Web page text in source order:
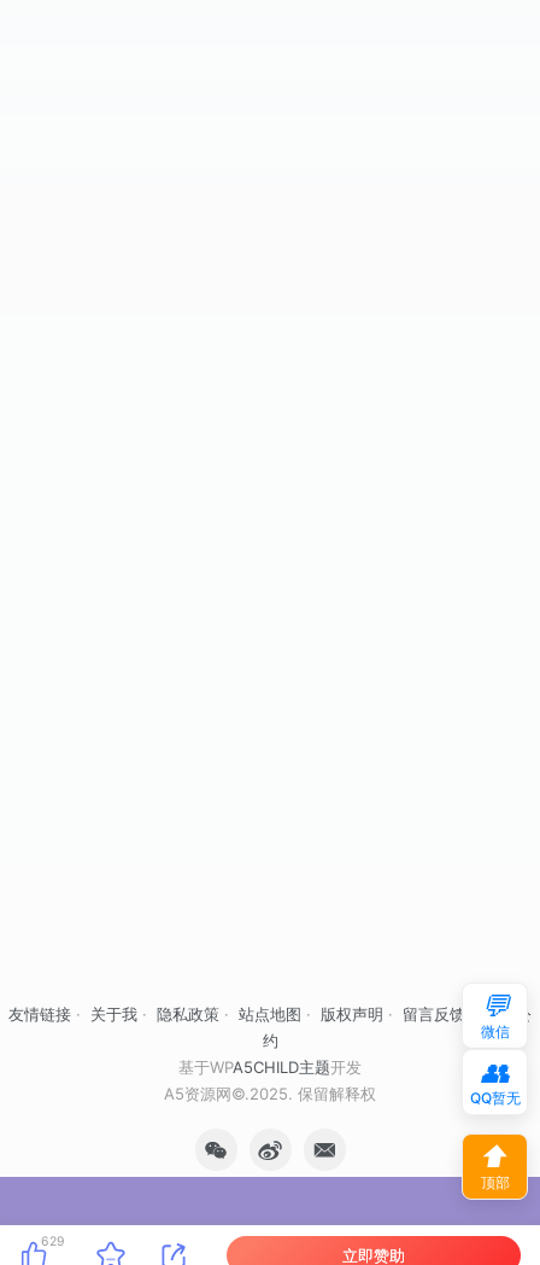
友情链接 · 关于我 · 隐私政策 · 站点地图 · 版权声明 · 留言反馈
自律公
约
基于WPA5CHILD主题开发
A5资源网©.2025. 保留解释权
629
立即赞助
💬
微信
👥
QQ暂无
⬆
顶部